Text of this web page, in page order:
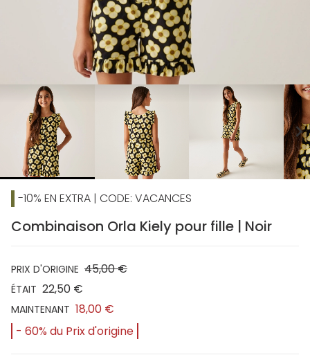
chevron_right
-10% EN EXTRA | CODE: VACANCES
Combinaison Orla Kiely pour fille | Noir
PRIX D'ORIGINE 45,00 €
ÉTAIT 22,50 €
MAINTENANT 18,00 €
- 60% du Prix d'origine